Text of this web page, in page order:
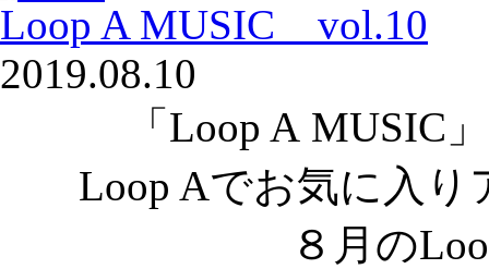
Loop A MUSIC vol.10
2019.08.10
「Loop A MUSIC
Loop Aでお気に入
８月の